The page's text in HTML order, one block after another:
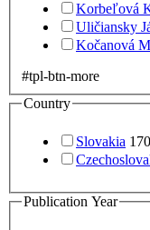
Korbeľová
Uličiansky
Kočanová
#tpl-btn-more
Country
Slovakia 170
Publication Year